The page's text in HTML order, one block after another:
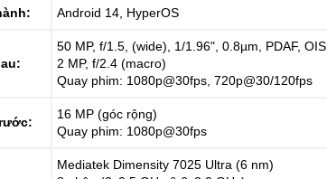
Android 14, HyperOS
50 MP, f/1.5, (wide), 1/1.96", 0.8µm, PDAF, OIS
2 MP, f/2.4 (macro)
Quay phim: 1080p@30fps, 720p@30/120fps
16 MP (góc rộng)
Quay phim: 1080p@30fps
Mediatek Dimensity 7025 Ultra (6 nm)